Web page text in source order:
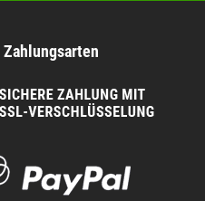
Zahlungsarten